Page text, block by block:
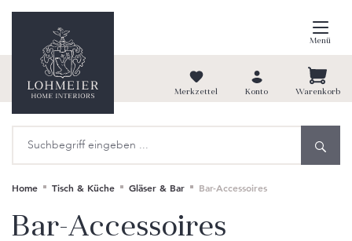
springen
Menü
Merkzettel Konto Warenkorb
Home Tisch & Küche Gläser & Bar Bar-Accessoires
Bar-Accessoires